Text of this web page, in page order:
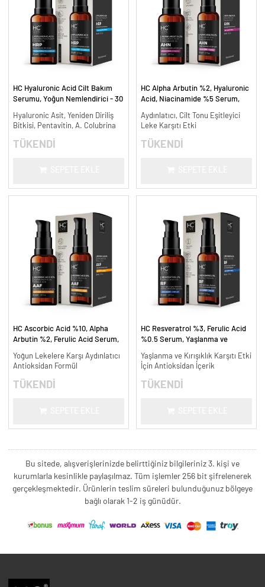
HC Hyaluronic Acid Cilt Bakım
Serumu, Yoğun Nemlendirici - 30
Hyaluronic Asit, Yeniden Diriliş
Bitkisi, Pentavitin, A. Colubrina
TÜKENDİ
HC Alpha Arbutin %2, Hyaluronic
Acid, Niacinamide %5 Serum,
ml.
Aydınlatıcı, Cilt Tonu Eşitleyici
Leke Karşıtı Etki
TÜKENDİ
HC Ascorbic Acid %10, Alpha
Arbutin %2, Ferulic Acid Serum,
ml.
Yoğun Lekelere Karşı Aydınlatıcı
Antioksidan Formül
TÜKENDİ
HC Resveratrol %3, Ferulic Acid
%0.5 Serum, Yaşlanma ve
Yaşlanma ve Kırışıklık Karşıtı Etki
İçin Antioksidan İçerik
TÜKENDİ
Bu sitede, alışverişlerinizde belirttiğiniz bilgileriniz 3. kişi ve
kurumlarla kesinlikle paylaşılmaz. Tüm işlemler 256 bit şifrelenerek
gerçekleşmektedir. Ürünlerin teslim süreleri bulunduğunuz bölgeye
bağlı olarak 1-2 iş günüdür.